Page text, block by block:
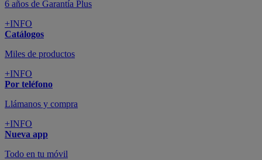
6 años de Garantía Plus
+INFO
Catálogos
Miles de productos
+INFO
Por teléfono
Llámanos y compra
+INFO
Nueva app
Todo en tu móvil